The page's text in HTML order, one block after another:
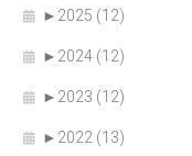
► 2025 (12)
► 2024 (12)
► 2023 (12)
► 2022 (13)